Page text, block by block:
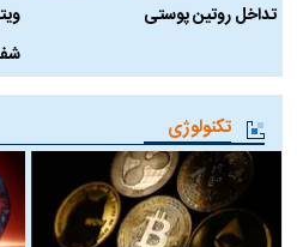
تداخل روتین پوستی
تکنولوژی